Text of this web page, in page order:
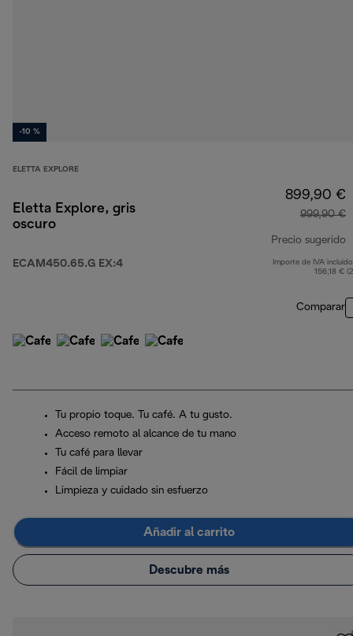
-10 %
ELETTA EXPLORE
Eletta Explore, gris
oscuro
ECAM450.65.G EX:4
899,90 €
999,90 €
Precio sugerido
Importe de IVA
156,18 €
Comparar
Tu propio toque. Tu café. A tu gusto.
Acceso remoto al alcance de tu mano
Tu café para llevar
Fácil de limpiar
Limpieza y cuidado sin esfuerzo
Añadir al carrito
Descubre más